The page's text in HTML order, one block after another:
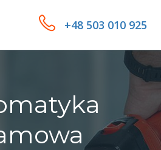
+48 503 010 925